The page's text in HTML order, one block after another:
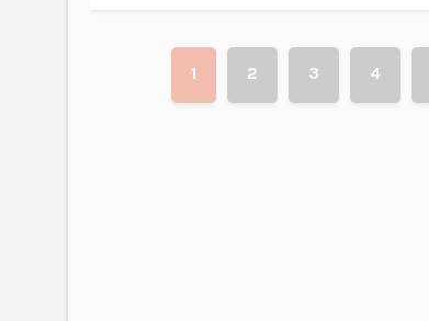
1 2 3 4